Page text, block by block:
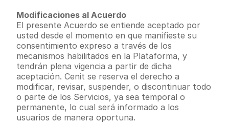
Modificaciones al Acuerdo
El presente Acuerdo se entiende aceptado por
usted desde el momento en que manifieste su
consentimiento expreso a través de los
mecanismos habilitados en la Plataforma, y
tendrán plena vigencia a partir de dicha
aceptación. Cenit se reserva el derecho a
modificar, revisar, suspender, o discontinuar todo
o parte de los Servicios, ya sea temporal o
permanente, lo cual será informado a los
usuarios de manera oportuna.